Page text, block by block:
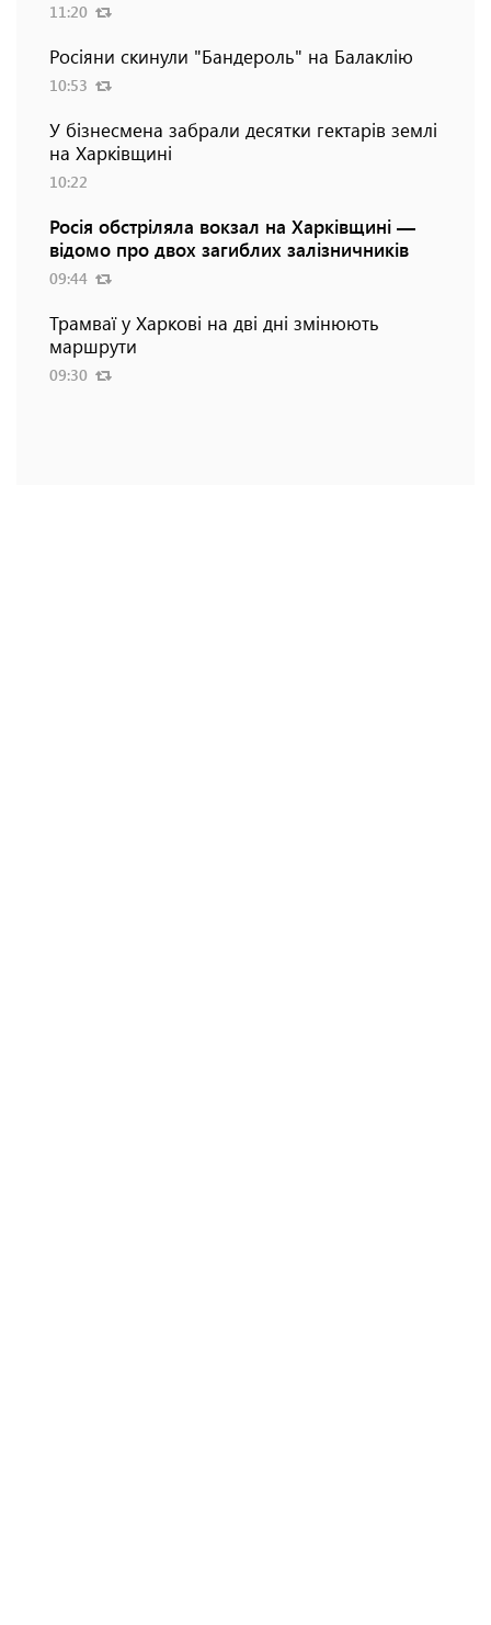
11:20
Росіяни скинули "Бандероль" на Балаклію
10:53
У бізнесмена забрали десятки гектарів землі
на Харківщині
10:22
Росія обстріляла вокзал на Харківщині —
відомо про двох загиблих залізничників
09:44
Трамваї у Харкові на дві дні змінюють
маршрути
09:30